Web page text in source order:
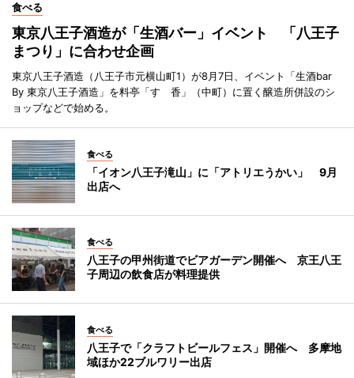
食べる
東京八王子酒造が「生酒バー」イベント 「八王子
まつり」に合わせ企画
東京八王子酒造（八王子市元横山町1）が8月7日、イベント「生酒bar
By 東京八王子酒造」を料亭「すゞ香」（中町）に置く醸造所併設のシ
ョップなどで始める。
食べる
「イオン八王子滝山」に「アトリエうかい」 9月
出店へ
食べる
八王子の甲州街道でビアガーデン開催へ 京王八王
子周辺の飲食店が料理提供
食べる
八王子で「クラフトビールフェス」開催へ 多摩地
域ほか22ブルワリー出店